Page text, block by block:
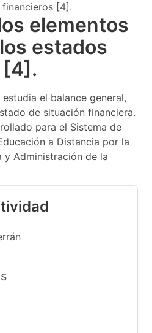
[4].
elementos
estados
[4].
el balance general,
de situación financiera.
para el Sistema de
a Distancia por la
y Administración de la